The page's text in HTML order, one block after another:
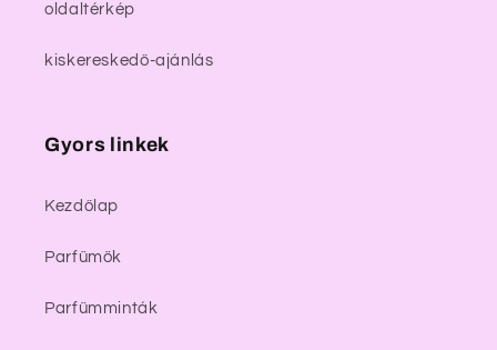
oldaltérkép
kiskereskedő-ajánlás
Gyors linkek
Kezdőlap
Parfümök
Parfümminták